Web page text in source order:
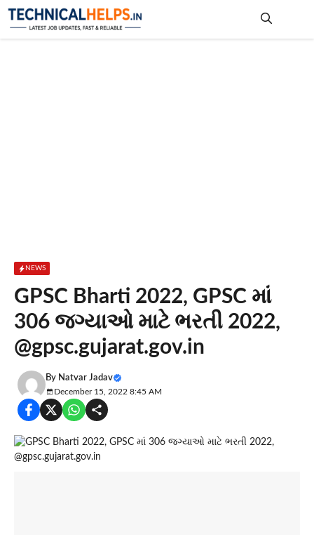
Skip
NEWS
GPSC Bharti 2022, GPSC માં
306 જગ્યાઓ માટે ભરતી 2022,
@gpsc.gujarat.gov.in
By Natvar Jadav
December 15, 2022 8:45 AM